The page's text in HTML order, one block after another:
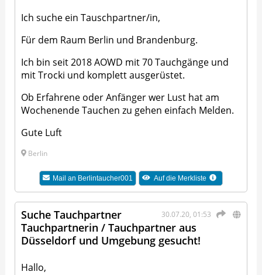
Ich suche ein Tauschpartner/in,
Für dem Raum Berlin und Brandenburg.
Ich bin seit 2018 AOWD mit 70 Tauchgänge und
mit Trocki und komplett ausgerüstet.
Ob Erfahrene oder Anfänger wer Lust hat am
Wochenende Tauchen zu gehen einfach Melden.
Gute Luft
Berlin
Mail an Berlintaucher001 Auf die Merkliste
30.07.20, 01:53
Suche Tauchpartner
Tauchpartnerin / Tauchpartner aus
Düsseldorf und Umgebung gesucht!
Hallo,